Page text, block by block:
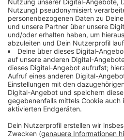
LED-Flutlichtanlage gebaut.
Beachvolleyballfeld und ein
entstehen. Finanziert wird das
Auch im Ortsteil Bonnenbroich-
Arbeiten an - auf einer
der Erich-Kästner-Grundschule
Kunststoffrasen-Mini-Spielfeld
der Borussia-Stiftung und dem
Schule 2020" finanziert.
Sanierungen knapp 1,5 Millionen
Anzeige